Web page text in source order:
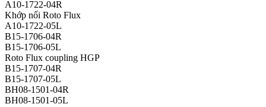
A10-1722-04R
Khớp nối Roto Flux
A10-1722-05L
B15-1706-04R
B15-1706-05L
Roto Flux coupling HGP
B15-1707-04R
B15-1707-05L
BH08-1501-04R
BH08-1501-05L